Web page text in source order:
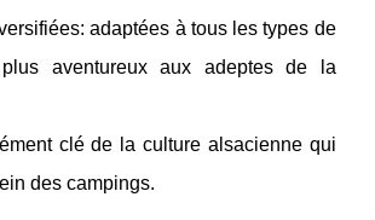
adaptées à tous les types de
aventureux aux adeptes de la
clé de la culture alsacienne qui
des campings.